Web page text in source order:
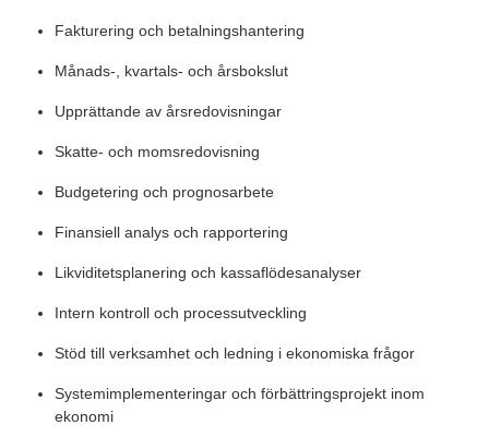
Fakturering och betalningshantering
Månads-, kvartals- och årsbokslut
Upprättande av årsredovisningar
Skatte- och momsredovisning
Budgetering och prognosarbete
Finansiell analys och rapportering
Likviditetsplanering och kassaflödesanalyser
Intern kontroll och processutveckling
Stöd till verksamhet och ledning i ekonomiska frågor
Systemimplementeringar och förbättringsprojekt inom
ekonomi